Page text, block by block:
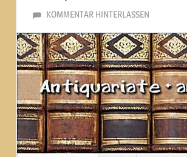
17. JULI 2014
MARTINA BERG
KOMMENTAR HINTERLASSEN